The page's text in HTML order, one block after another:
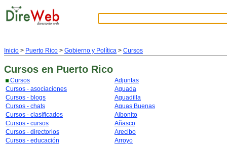
Inicio > Puerto Rico > Gobierno y Política > Cursos
Cursos en Puerto Rico
Cursos
Cursos - asociaciones
Cursos - blogs
Cursos - chats
Cursos - clasificados
Cursos - cursos
Cursos - directorios
Cursos - educación
Adjuntas
Aguada
Aguadilla
Aguas Buenas
Aibonito
Añasco
Arecibo
Arroyo